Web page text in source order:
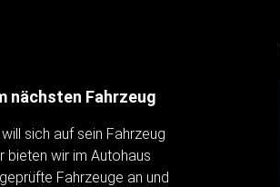
nächsten Fahrzeug
sich auf sein Fahrzeug
bieten wir im Autohaus
Fahrzeuge an und